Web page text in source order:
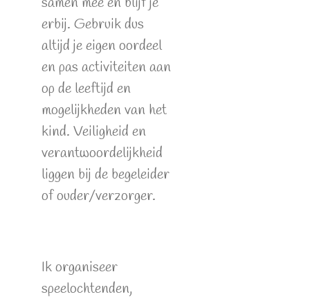
erbij. Gebruik dus
altijd je eigen oordeel
en pas activiteiten aan
op de leeftijd en
mogelijkheden van het
kind. Veiligheid en
verantwoordelijkheid
liggen bij de begeleider
of ouder/verzorger.
Ik organiseer
speelochtenden,